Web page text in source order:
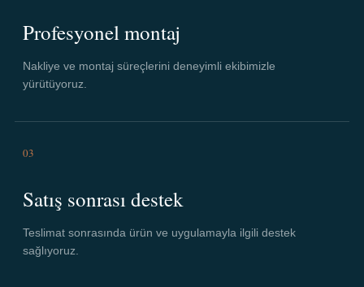
Profesyonel montaj
Nakliye ve montaj süreçlerini deneyimli ekibimizle
yürütüyoruz.
03
Satış sonrası destek
Teslimat sonrasında ürün ve uygulamayla ilgili destek
sağlıyoruz.